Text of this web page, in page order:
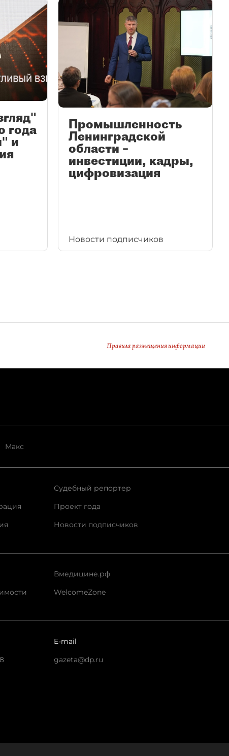
года
и
Промышленность
Ленинградской
области –
инвестиции, кадры,
цифровизация
Новости подписчиков
Правила размещения информации
Макс
Судебный репортер
Проект года
Новости подписчиков
Вмедицине.рф
WelcomeZone
E-mail
gazeta@dp.ru